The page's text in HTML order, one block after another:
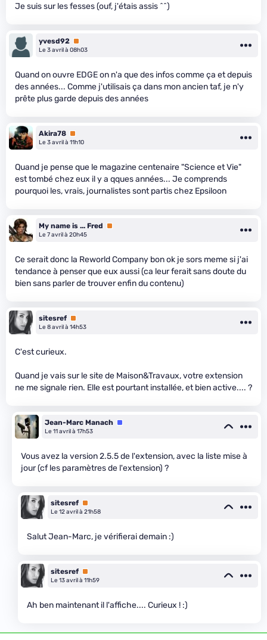
Je suis sur les fesses (ouf, j'étais assis ^^)
yvesd92 Premium
Le 3 avril à 08h03
Quand on ouvre EDGE on n'a que des infos comme ça et depuis
des années... Comme j'utilisais ça dans mon ancien taf, je n'y
prête plus garde depuis des années
Akira78 Premium
Le 3 avril à 11h10
Quand je pense que le magazine centenaire "Science et Vie"
est tombé chez eux il y a qques années... Je comprends
pourquoi les, vrais, journalistes sont partis chez Epsiloon
My name is ... Fred
Premium
Le 7 avril à 20h45
Ce serait donc la Reworld Company bon ok je sors meme si j'ai
tendance à penser que eux aussi (ca leur ferait sans doute du
bien sans parler de trouver enfin du contenu)
sitesref Premium
Le 8 avril à 14h53
C'est curieux.
Quand je vais sur le site de Maison&Travaux, votre extension
ne me signale rien. Elle est pourtant installée, et bien active.... ?
Jean-Marc Manach Équipe
Le 11 avril à 17h53
Vous avez la version 2.5.5 de l'extension, avec la liste mise à
jour (cf les paramètres de l'extension) ?
sitesref Premium
Le 12 avril à 21h58
Salut Jean-Marc, je vérifierai demain :)
sitesref Premium
Le 13 avril à 11h59
Ah ben maintenant il l'affiche.... Curieux ! :)